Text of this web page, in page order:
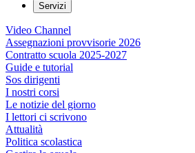
Servizi
Video Channel
Assegnazioni provvisorie 2026
Contratto scuola 2025-2027
Guide e tutorial
Sos dirigenti
I nostri corsi
Le notizie del giorno
I lettori ci scrivono
Attualità
Politica scolastica